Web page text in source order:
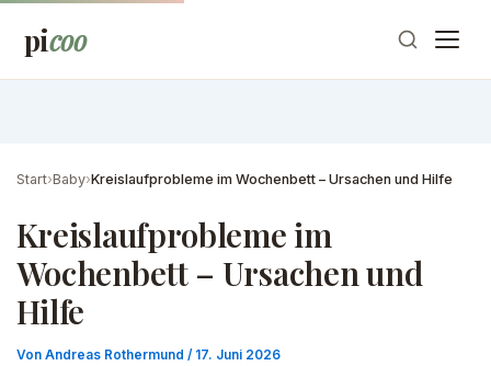
Inhalt
picoo
Start›Baby›Kreislaufprobleme im Wochenbett – Ursachen und Hilfe
Kreislaufprobleme im
Wochenbett – Ursachen und
Hilfe
Von Andreas Rothermund / 17. Juni 2026